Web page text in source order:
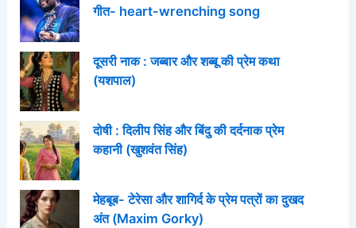
गीत- heart-wrenching song
दूसरी नाक : जब्बार और शब्बू की प्रेम कथा
(यशपाल)
दोषी : दिलीप सिंह और बिंदु की दर्दनाक प्रेम
कहानी (खुशवंत सिंह)
मेहबूब- टेरेसा और शागिर्द के प्रेम पत्रों का दुखद
अंत (Maxim Gorky)